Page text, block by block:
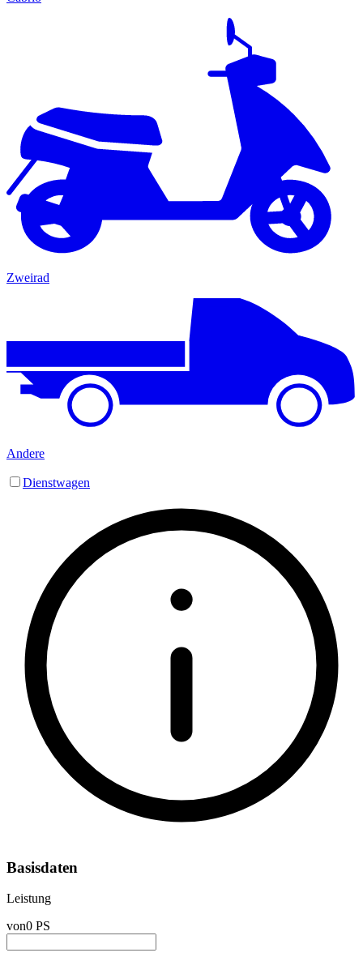
Zweirad
Andere
Dienstwagen
Basisdaten
Leistung
von0 PS